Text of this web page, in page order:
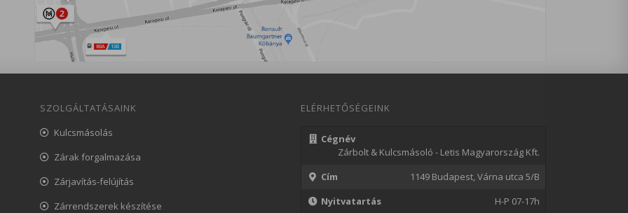
SZOLGÁLTATÁSAINK
Kulcsmásolás
Zárak forgalmazása
Zárjavítás-felújítás
Zárrendszerek készítése
ELÉRHETŐSÉGEINK
Cégnév
Zárbolt & Kulcsmásoló - Letis Magyarország Kft.
Cím
1149 Budapest, Várna utca 5/B
Nyitvatartás
H-P 07-17h